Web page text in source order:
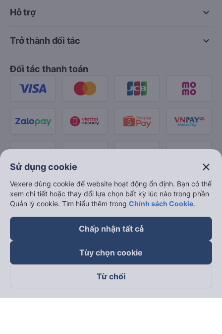
keyboard_arrow_down
Hỗ trợ
keyboard_arrow_down
Trở thành đối tác
Đối tác thanh toán
Theo dõi chúng tôi trên
Sử dụng cookie close
Vexere dùng cookie để website hoạt động ổn định. Bạn có thể
xem chi tiết hoặc thay đổi lựa chọn bất kỳ lúc nào trong phần
Quản lý cookie. Tìm hiểu thêm trong Chính sách Cookie.
Chấp nhận tất cả
Tùy chọn cookie
Từ chối